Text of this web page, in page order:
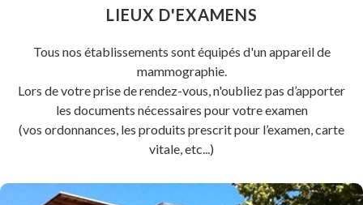
LIEUX D'EXAMENS
Tous nos établissements sont équipés d'un appareil de
mammographie.
Lors de votre prise de rendez-vous, n'oubliez pas d’apporter
les documents nécessaires pour votre examen
(vos ordonnances, les produits prescrit pour l’examen, carte
vitale, etc...)